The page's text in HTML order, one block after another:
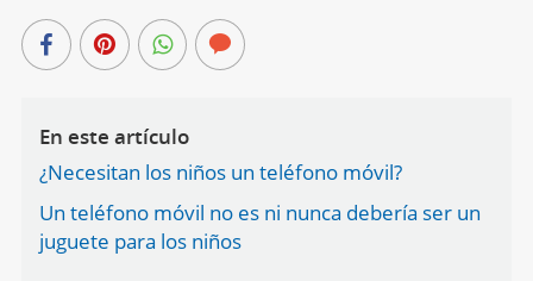
En este artículo
¿Necesitan los niños un teléfono móvil?
Un teléfono móvil no es ni nunca debería ser un
juguete para los niños